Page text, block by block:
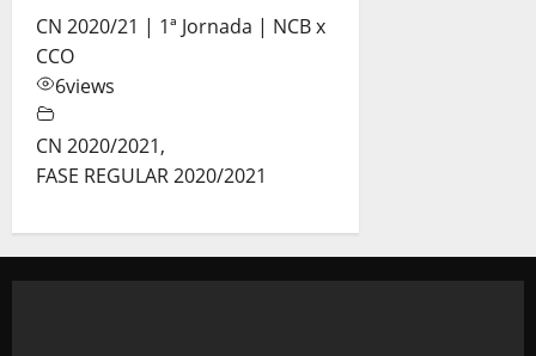
CN 2020/21 | 1ª Jornada | NCB x
CCO
6views
CN 2020/2021,
FASE REGULAR 2020/2021